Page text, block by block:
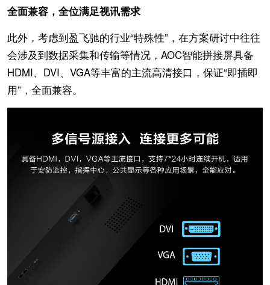
全面兼容，全位满足视讯需求
此外，考虑到盈飞驰的行业“特殊性”，在方案研讨中往往
会涉及到数据采集和传输等情况，AOC智能拼接屏具备
HDMI、DVI、VGA等丰富的主流高清接口，保证“即插即
用”，全面兼容。